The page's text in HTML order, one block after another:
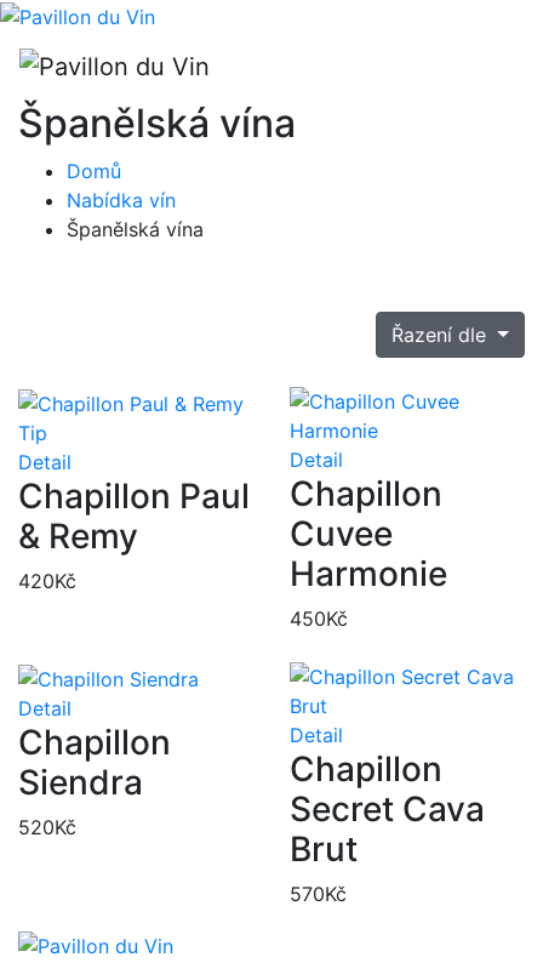
Španělská vína
Domů
Nabídka vín
Španělská vína
Řazení dle
Tip
Detail
Chapillon Paul
& Remy
420Kč
Detail
Chapillon
Cuvee
Harmonie
450Kč
Detail
Chapillon
Siendra
520Kč
Detail
Chapillon
Secret Cava
Brut
570Kč